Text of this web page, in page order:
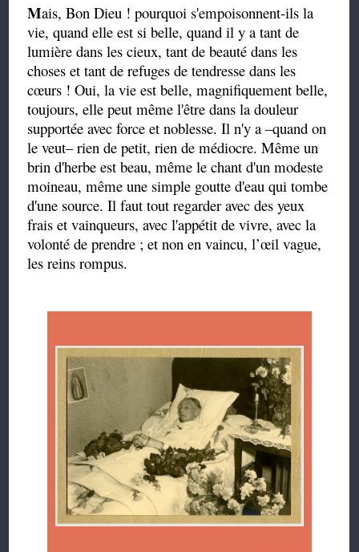
Mais, Bon Dieu ! pourquoi s'empoisonnent-ils la
vie, quand elle est si belle, quand il y a tant de
lumière dans les cieux, tant de beauté dans les
choses et tant de refuges de tendresse dans les
cœurs ! Oui, la vie est belle, magnifiquement belle,
toujours, elle peut même l'être dans la douleur
supportée avec force et noblesse. Il n'y a –quand on
le veut– rien de petit, rien de médiocre. Même un
brin d'herbe est beau, même le chant d'un modeste
moineau, même une simple goutte d'eau qui tombe
d'une source. Il faut tout regarder avec des yeux
frais et vainqueurs, avec l'appétit de vivre, avec la
volonté de prendre ; et non en vaincu, l’œil vague,
les reins rompus.